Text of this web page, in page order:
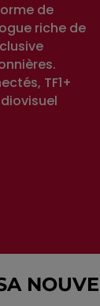
de
riche de
TF1+